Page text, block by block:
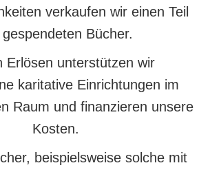
verkaufen wir einen Teil
Bücher.
Erlösen unterstützen wir
karitative Einrichtungen im
Raum und finanzieren unsere
Kosten.
beispielsweise solche mit